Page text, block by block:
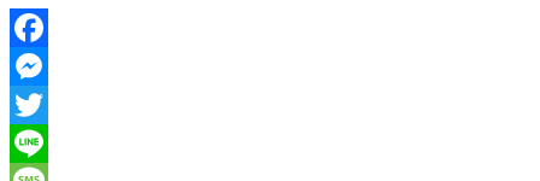
Facebook
Messenger
Twitter